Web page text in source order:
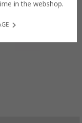
in the webshop.